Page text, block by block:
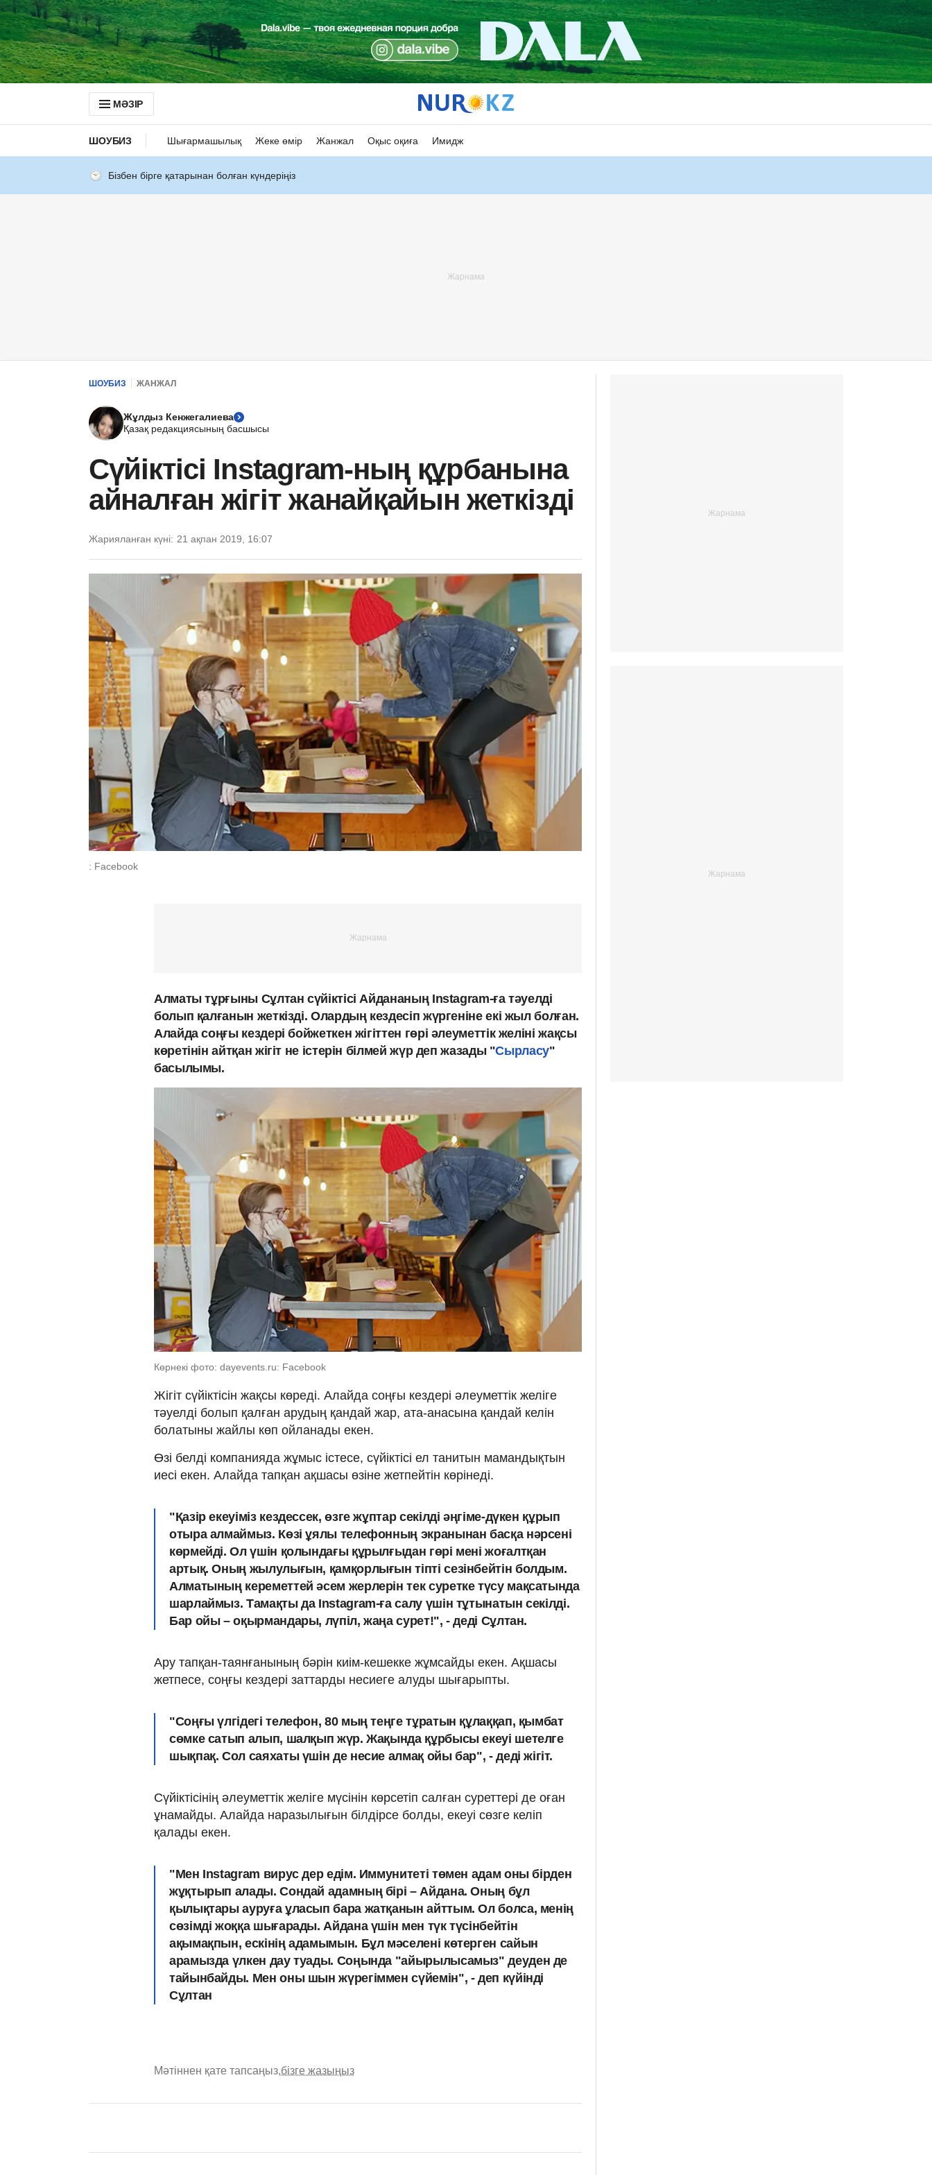
МӘЗІР
ШОУБИЗ Шығармашылық Жеке өмір Жанжал Оқыс оқиға Имидж
Бізбен бірге қатарынан болған күндеріңіз
ШОУБИЗ ЖАНЖАЛ
Жұлдыз Кенжегалиева
Қазақ редакциясының басшысы
Сүйіктісі Instagram-ның құрбанына
айналған жігіт жанайқайын жеткізді
Жарияланған күні: 21 ақпан 2019, 16:07
: Facebook
Алматы тұрғыны Сұлтан сүйіктісі Айдананың Instagram-ға тәуелді
болып қалғанын жеткізді. Олардың кездесіп жүргеніне екі жыл болған.
Алайда соңғы кездері бойжеткен жігіттен гөрі әлеуметтік желіні жақсы
көретінін айтқан жігіт не істерін білмей жүр деп жазады "Сырласу"
басылымы.
Көрнекі фото: dayevents.ru: Facebook
Жігіт сүйіктісін жақсы көреді. Алайда соңғы кездері әлеуметтік желіге
тәуелді болып қалған арудың қандай жар, ата-анасына қандай келін
болатыны жайлы көп ойланады екен.
Өзі белді компанияда жұмыс істесе, сүйіктісі ел танитын мамандықтын
иесі екен. Алайда тапқан ақшасы өзіне жетпейтін көрінеді.
"Қазір екеуіміз кездессек, өзге жұптар секілді әңгіме-дүкен құрып
отыра алмаймыз. Көзі ұялы телефонның экранынан басқа нәрсені
көрмейді. Ол үшін қолындағы құрылғыдан гөрі мені жоғалтқан
артық. Оның жылулығын, қамқорлығын тіпті сезінбейтін болдым.
Алматының кереметтей әсем жерлерін тек суретке түсу мақсатында
шарлаймыз. Тамақты да Instagram-ға салу үшін тұтынатын секілді.
Бар ойы – оқырмандары, лүпіл, жаңа сурет!", - деді Сұлтан.
Ару тапқан-таянғанының бәрін киім-кешекке жұмсайды екен. Ақшасы
жетпесе, соңғы кездері заттарды несиеге алуды шығарыпты.
"Соңғы үлгідегі телефон, 80 мың теңге тұратын құлаққап, қымбат
сөмке сатып алып, шалқып жүр. Жақында құрбысы екеуі шетелге
шықпақ. Сол саяхаты үшін де несие алмақ ойы бар", - деді жігіт.
Сүйіктісінің әлеуметтік желіге мүсінін көрсетіп салған суреттері де оған
ұнамайды. Алайда наразылығын білдірсе болды, екеуі сөзге келіп
қалады екен.
"Мен Instagram вирус дер едім. Иммунитеті төмен адам оны бірден
жұқтырып алады. Сондай адамның бірі – Айдана. Оның бұл
қылықтары ауруға ұласып бара жатқанын айттым. Ол болса, менің
сөзімді жоққа шығарады. Айдана үшін мен түк түсінбейтін
ақымақпын, ескінің адамымын. Бұл мәселені көтерген сайын
арамызда үлкен дау туады. Соңында "айырылысамыз" деуден де
тайынбайды. Мен оны шын жүрегіммен сүйемін", - деп күйінді
Сұлтан
Мәтіннен қате тапсаңыз,бізге жазыңыз